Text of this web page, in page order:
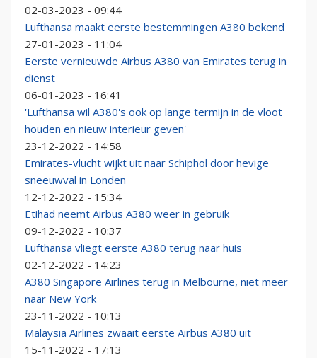
02-03-2023 - 09:44
Lufthansa maakt eerste bestemmingen A380 bekend
27-01-2023 - 11:04
Eerste vernieuwde Airbus A380 van Emirates terug in
dienst
06-01-2023 - 16:41
'Lufthansa wil A380's ook op lange termijn in de vloot
houden en nieuw interieur geven'
23-12-2022 - 14:58
Emirates-vlucht wijkt uit naar Schiphol door hevige
sneeuwval in Londen
12-12-2022 - 15:34
Etihad neemt Airbus A380 weer in gebruik
09-12-2022 - 10:37
Lufthansa vliegt eerste A380 terug naar huis
02-12-2022 - 14:23
A380 Singapore Airlines terug in Melbourne, niet meer
naar New York
23-11-2022 - 10:13
Malaysia Airlines zwaait eerste Airbus A380 uit
15-11-2022 - 17:13